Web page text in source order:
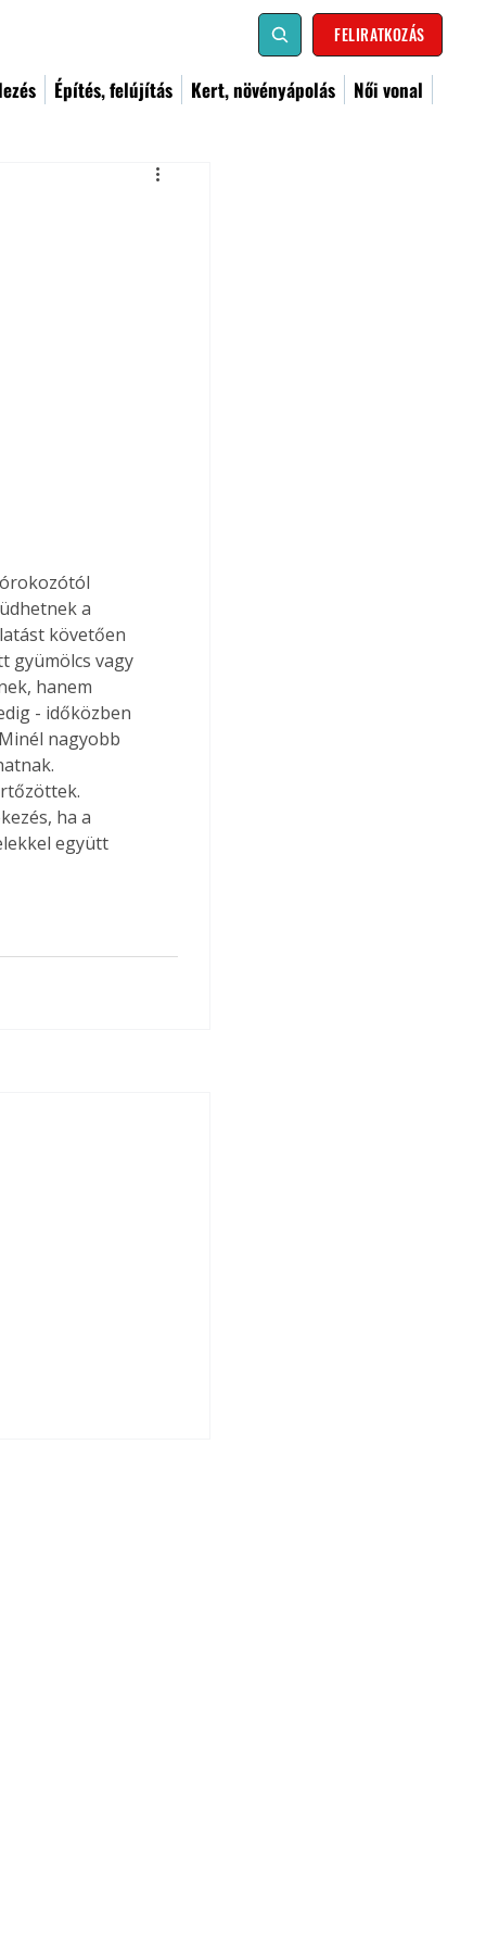
FELIRATKOZÁS
Építés, felújítás Kert, növényápolás Női vonal
a
követően
gyümölcs vagy
hanem
- időközben
nagyobb
ha a
együtt